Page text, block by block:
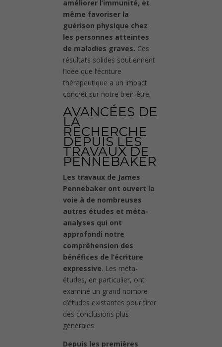
améliorer l’immunité, et
même favoriser la
guérison physique chez
les personnes atteintes
de maladies graves. Ces
résultats solides soutiennent
l’idée que l’écriture
thérapeutique a un impact
concret sur notre bien-être.
AVANCÉES DE
LA
RECHERCHE
DEPUIS LES
TRAVAUX DE
PENNEBAKER
Les travaux de James
Pennebaker ont ouvert la
voie à de nombreuses
autres études et méta-
analyses qui ont
approfondi notre
compréhension des
bénéfices de l’écriture
expressive. Les méta-
études, en particulier, ont
examiné un grand nombre
d’études existantes pour tirer
des conclusions plus
générales.
Depuis les premières